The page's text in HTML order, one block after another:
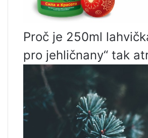
Proč je 250ml
pro jehličnany“ tak